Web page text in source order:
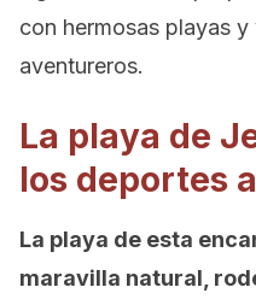
con hermosas playas
aventureros.
La playa de
los deportes
La playa de esta
maravilla natural,